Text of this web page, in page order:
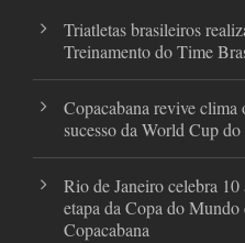
Triatletas brasileiros
Treinamento do Time
Copacabana revive
sucesso da World Cup
Rio de Janeiro celebra
etapa da Copa do
Copacabana